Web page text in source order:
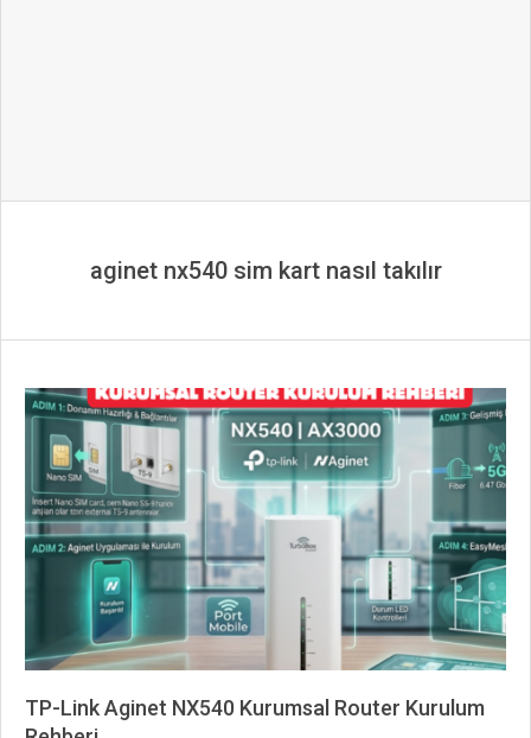
aginet nx540 sim kart nasıl takılır
TP-Link Aginet NX540 Kurumsal Router Kurulum